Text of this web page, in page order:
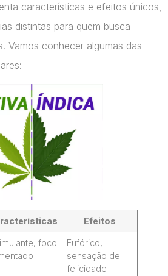
características e efeitos únicos,
distintas para quem busca
Vamos conhecer algumas das
Efeitos
foco
Eufórico,
sensação de
felicidade